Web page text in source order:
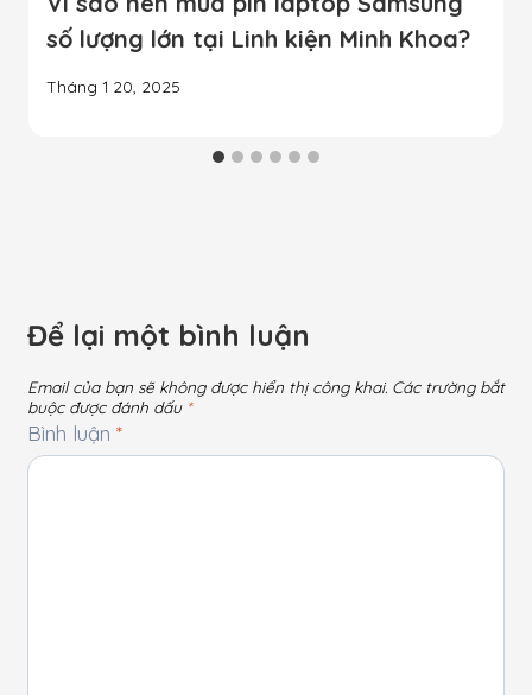
số lượng lớn tại Linh kiện Minh Khoa?
Tháng 1 20, 2025
Để lại một bình luận
Email của bạn sẽ không được hiển thị công khai. Các trường bắt
buộc được đánh dấu *
Bình luận *